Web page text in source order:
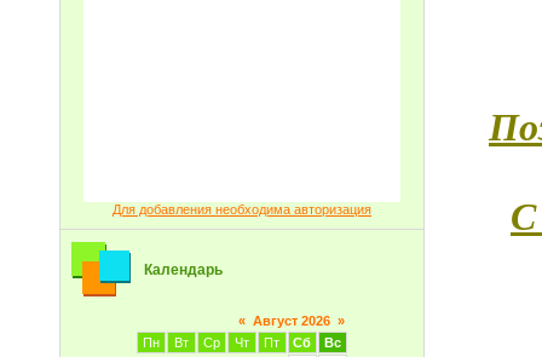
Для добавления необходима авторизация
Календарь
« Август 2026 »
Пн
Вт Ср Чт Пт Сб
Вс
С